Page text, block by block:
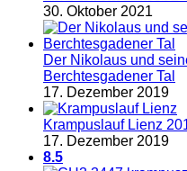
30. Oktober 2021
Der Nikolaus und
Berchtesgadener Tal
17. Dezember 2019
Krampuslauf Lienz
17. Dezember 2019
8.5